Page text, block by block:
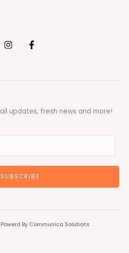
updates, fresh news and more!
SUBSCRIBE
By Communica Solutions